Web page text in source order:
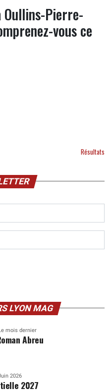
Oullins-Pierre-
vous ce
Résultats
LYON MAG
mois dernier
Abreu
2026
2027